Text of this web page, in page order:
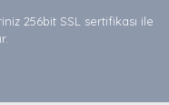
256bit SSL sertifikası ile